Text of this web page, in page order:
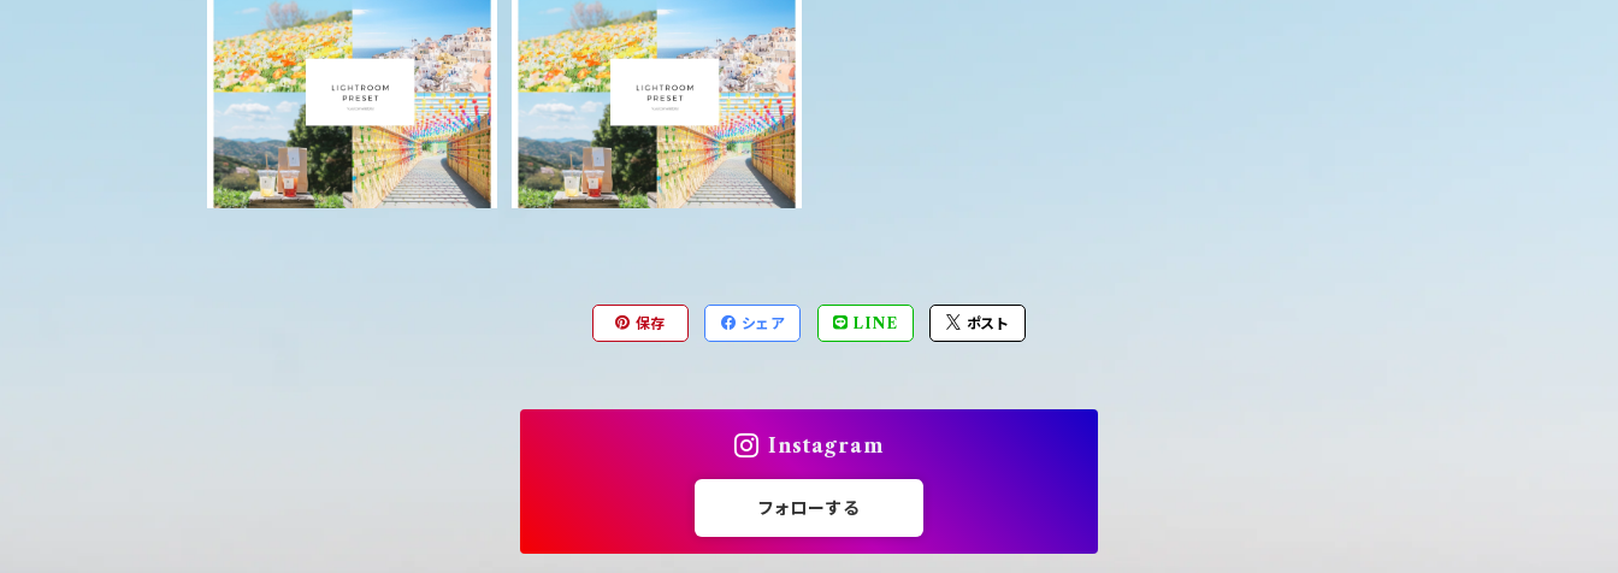
【スマホ用】ふんわりLightroo
mプリセット4つセット
¥4,950
【PC用】ふんわりLightroom
プリセット4つセット
¥4,950
保存 シェア LINE ポスト
Instagram
フォローする